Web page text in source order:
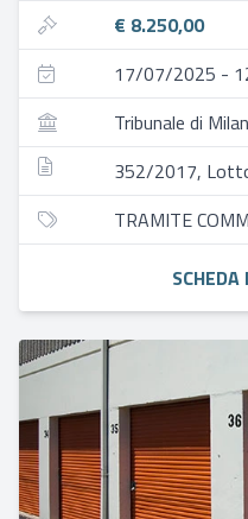
€ 8.250,00
17/07/2025 -
Tribunale di
352/2017,
TRAMITE